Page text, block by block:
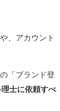
、アカウント
「ブランド登
士に依頼すべ